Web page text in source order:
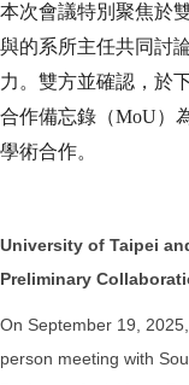
本次會議特別聚焦於
與的系所主任共同討論
力。雙方並確認， 於
合作備忘錄（MoU）
學術合作。
University of Taipei
Preliminary
On September 19,
person meeting with